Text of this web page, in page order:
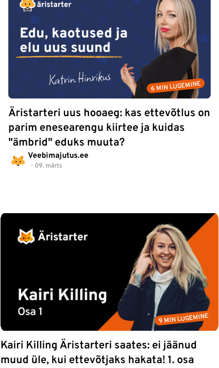
6 MIN LUGEMINE
Äristarteri uus hooaeg: kas ettevõtlus on
parim enesearengu kiirtee ja kuidas
"ämbrid" eduks muuta?
Veebimajutus.ee
09. märts
9 MIN LUGEMINE
Kairi Killing Äristarteri saates: ei jäänud
muud üle, kui ettevõtjaks hakata! 1. osa